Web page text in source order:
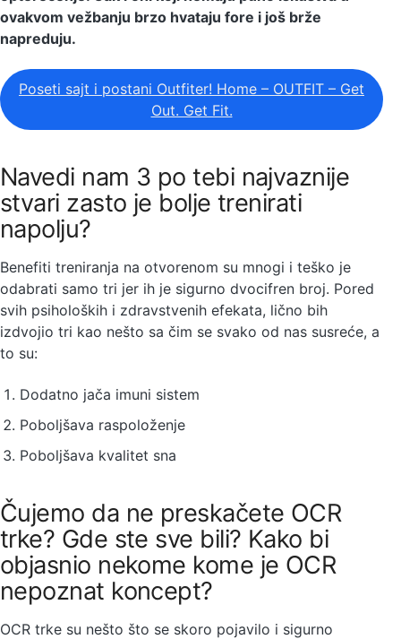
ovakvom vežbanju brzo hvataju fore i još brže
napreduju.
Poseti sajt i postani Outfiter! Home – OUTFIT – Get
Out. Get Fit.
Navedi nam 3 po tebi najvaznije
stvari zasto je bolje trenirati
napolju?
Benefiti treniranja na otvorenom su mnogi i teško je
odabrati samo tri jer ih je sigurno dvocifren broj. Pored
svih psiholoških i zdravstvenih efekata, lično bih
izdvojio tri kao nešto sa čim se svako od nas susreće, a
to su:
Dodatno jača imuni sistem
Poboljšava raspoloženje
Poboljšava kvalitet sna
Čujemo da ne preskačete OCR
trke? Gde ste sve bili? Kako bi
objasnio nekome kome je OCR
nepoznat koncept?
OCR trke su nešto što se skoro pojavilo i sigurno